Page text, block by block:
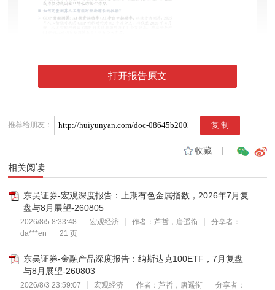
打开报告原文
推荐给朋友：
收藏|
相关阅读
东吴证券-宏观深度报告：上期有色金属指数，2026年7月复
盘与8月展望-260805
2026/8/5 8:33:48 宏观经济 作者：芦哲，唐遥衔
分享者：
da***en
21 页
东吴证券-金融产品深度报告：纳斯达克100ETF，7月复盘
与8月展望-260803
2026/8/3 23:59:07 宏观经济 作者：芦哲，唐遥衔
分享者：